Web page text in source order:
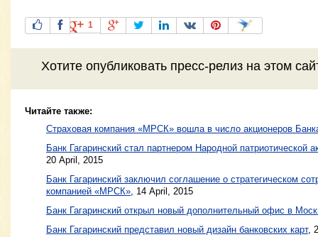
1
Хотите опубликовать пресс-релизна этом
Читайте также:
Страховая компания «МРСК» вошла в число акционеров
Банк Гагаринский стал партнером Народной патриотической
20 April, 2015
Банк Гагаринский заключил соглашение о стратегическом
компанией «МРСК» 14 April, 2015
Банк Гагаринский открыл новый дополнительный офис в
Банк Гагаринский представил новый дизайн банковских карт,